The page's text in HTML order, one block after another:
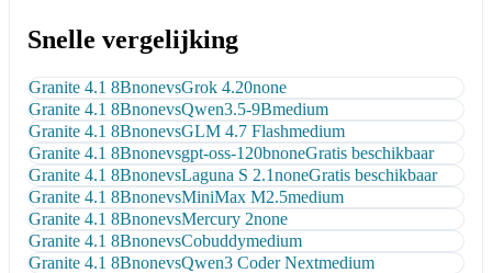
Snelle vergelijking
Granite 4.1 8BnonevsGrok 4.20none
Granite 4.1 8BnonevsQwen3.5-9Bmedium
Granite 4.1 8BnonevsGLM 4.7 Flashmedium
Granite 4.1 8Bnonevsgpt-oss-120bnoneGratis beschikbaar
Granite 4.1 8BnonevsLaguna S 2.1noneGratis beschikbaar
Granite 4.1 8BnonevsMiniMax M2.5medium
Granite 4.1 8BnonevsMercury 2none
Granite 4.1 8BnonevsCobuddymedium
Granite 4.1 8BnonevsQwen3 Coder Nextmedium